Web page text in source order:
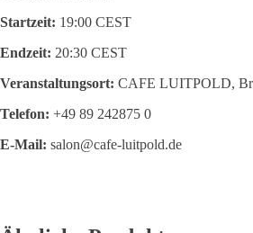
Startzeit: 19:00 CEST
Endzeit: 20:30 CEST
Veranstaltungsort: CAFE LUITPOLD,
Telefon: +49 89 242875 0
E-Mail: salon@cafe-luitpold.de